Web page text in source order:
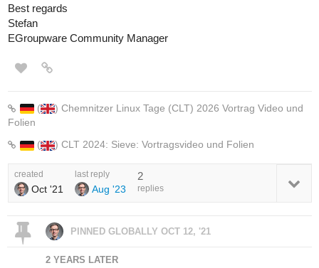
Best regards
Stefan
EGroupware Community Manager
(
) Chemnitzer Linux Tage (CLT) 2026 Vortrag Video und
Folien
(
) CLT 2024: Sieve: Vortragsvideo und Folien
created
Oct '21
last reply
Aug '23
2
replies
PINNED GLOBALLYOCT 12, '21
2 YEARS LATER